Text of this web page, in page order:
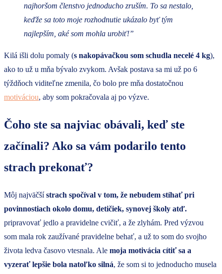
najhoršom členstvo jednoducho zruším. To sa nestalo,
keďže sa toto moje rozhodnutie ukázalo byť tým
najlepším, aké som mohla urobiť!”
Kilá išli dolu pomaly (s nakopávačkou som schudla necelé 4 kg),
ako to už u mňa bývalo zvykom. Avšak postava sa mi už po 6
týždňoch viditeľne zmenila, čo bolo pre mňa dostatočnou
motiváciou, aby som pokračovala aj po výzve.
Čoho ste sa najviac obávali, keď ste
začínali? Ako sa vám podarilo tento
strach prekonať?
Môj najväčšístrach spočíval v tom, že nebudem stíhať pri
povinnostiach okolo domu, detičiek, synovej školy atď.
pripravovať jedlo a pravidelne cvičiť, a že zlyhám. Pred výzvou
som mala rok zaužívané pravidelne behať, a už to som do svojho
života ledva časovo vtesnala. Ale moja motivácia cítiť sa a
vyzerať lepšie bola natoľko silná, že som si to jednoducho musela